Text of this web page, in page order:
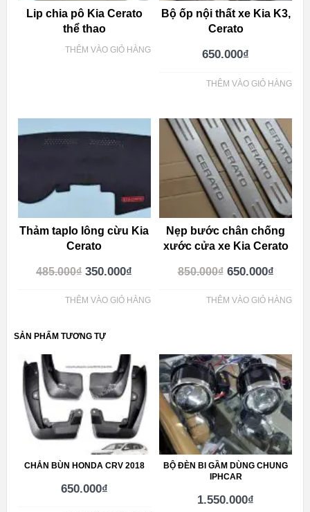
Lip chia pô Kia Cerato
thể thao
THÊM VÀO GIỎ HÀNG
Bộ ốp nội thất xe Kia K3,
Cerato
650.000₫
THÊM VÀO GIỎ HÀNG
Thảm taplo lông cừu Kia
Cerato
485.000₫ 350.000₫
THÊM VÀO GIỎ HÀNG
Nẹp bước chân chống
xước cửa xe Kia Cerato
850.000₫ 650.000₫
THÊM VÀO GIỎ HÀNG
SẢN PHẨM TƯƠNG TỰ
CHẮN BÙN HONDA CRV 2018
650.000₫
BỘ ĐÈN BI GẦM DÙNG CHUNG
IPHCAR
1.550.000₫